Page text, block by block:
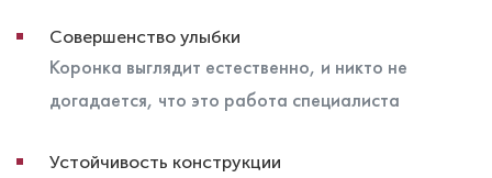
Совершенство улыбки
Коронка выглядит естественно, и никто не
догадается, что это работа специалиста
Устойчивость конструкции